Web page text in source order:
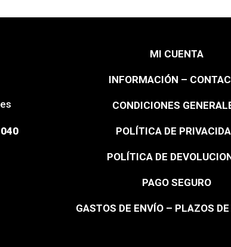
MI CUENTA
INFORMACIÓN –
CONDICIONES
POLÍTICA DE
POLÍTICA DE
PAGO SEGURO
GASTOS DE ENVÍO – PLAZOS